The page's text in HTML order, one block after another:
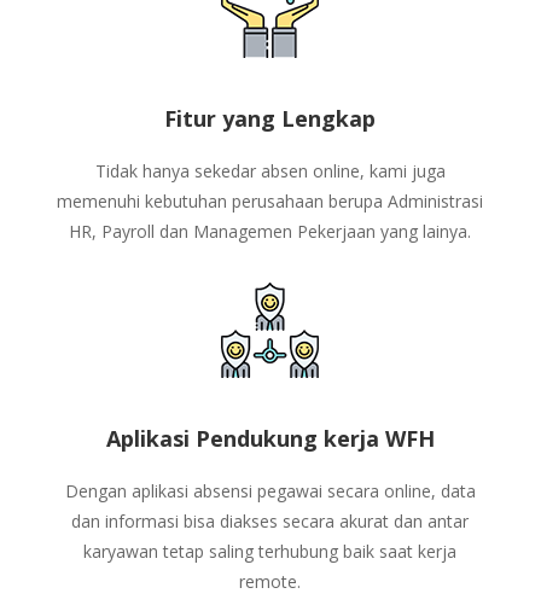
Fitur yang Lengkap
Tidak hanya sekedar absen online, kami juga
memenuhi kebutuhan perusahaan berupa Administrasi
HR, Payroll dan Managemen Pekerjaan yang lainya.
Aplikasi Pendukung kerja WFH
Dengan aplikasi absensi pegawai secara online, data
dan informasi bisa diakses secara akurat dan antar
karyawan tetap saling terhubung baik saat kerja
remote.